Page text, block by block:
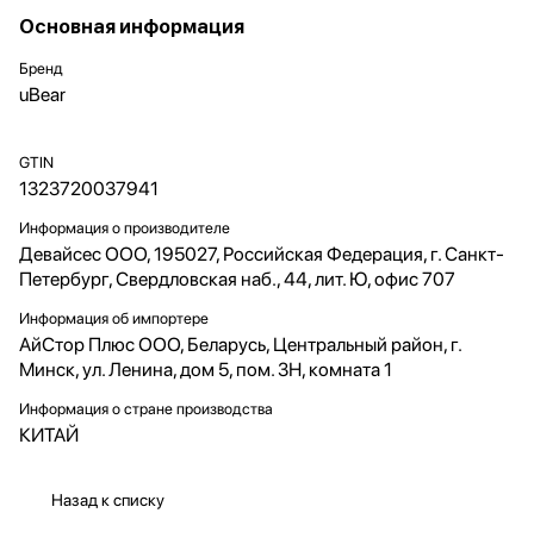
Основная информация
Бренд
uBear
GTIN
1323720037941
Информация о производителе
Девайсес ООО, 195027, Российская Федерация, г. Санкт-
Петербург, Свердловская наб., 44, лит. Ю, офис 707
Информация об импортере
АйСтор Плюс ООО, Беларусь, Центральный район, г.
Минск, ул. Ленина, дом 5, пом. 3Н, комната 1
Информация о стране производства
КИТАЙ
Назад к списку